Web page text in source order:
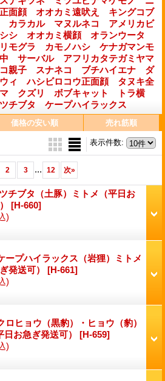
面顔 オオカミ遠吠え
キングコブ
カラカル マヌルネコ
アメリカビ
シ オオカミ横顔
オランウータ
モグラ カモノハシ
ケナガマンモ
サーバル
アフリカタテガミヤマ
親子 スナネコ ブチハイエナ
ダ
ィ ハシビロコウ正面顔
タヌキ全
クズリ ボブキャット
トラ横
ツチブタ ケープハイラックス
価格の安い順 売れ筋順
表示件数:
2 3 ... 12 次»
チブタ（土豚）ミトメ（平日お
[H-660]
)
ープハイラックス（岩狸）ミトメ
発送可） [H-661]
)
ロヒョウ（黒豹）・ヒョウ（豹）
日お急ぎ発送可） [H-659]
)